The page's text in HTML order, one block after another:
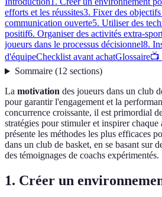
efforts et les réussites3. Fixer des
communication ouverte5. Utiliser des
positif6. Organiser des activités extra-
joueurs dans le processus décisionnel8.
d'équipeChecklist avant achatGlossaire📺
Sommaire(12 sections)
La motivation des joueurs dans un club
pour garantir l'engagement et la
concurrence croissante, il est primordial
stratégies pour stimuler et inspirer chaque
présente les méthodes les plus efficaces
dans un club de basket, en se basant sur
des témoignages de coachs expérimentés.
1. Créer un